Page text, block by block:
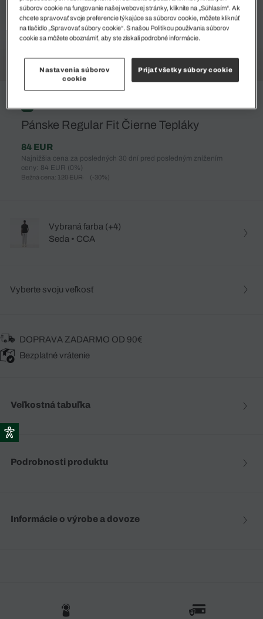
%
Pánske Regular Fit Čierne Tepláky
84 EUR
Najnižšia cena za posledných 30 dní pred posledným znížením
ceny: 84 EUR (0%)
Bežná cena: 120 EUR (-30%)
Vybraná farba (+4)
Seda • CCA
Vyberte svoju veľkosť
DOPRAVA ZADARMO OD 90€
Bezplatné vrátenie
Veľkostná tabuľka
Podrobnosti produktu
Informácie o výrobe a dovoze
súborov cookie na fungovanie našej webovej stránky, kliknite na „Súhlasím“. Ak
chcete spravovať svoje preferencie týkajúce sa súborov cookie, môžete kliknúť
na tlačidlo „Spravovať súbory cookie“. S našou Politikou používania súborov
cookie sa môžete oboznámiť, aby ste získali podrobné informácie.
Nastavenia súborov
cookie
Prijať všetky súbory cookie